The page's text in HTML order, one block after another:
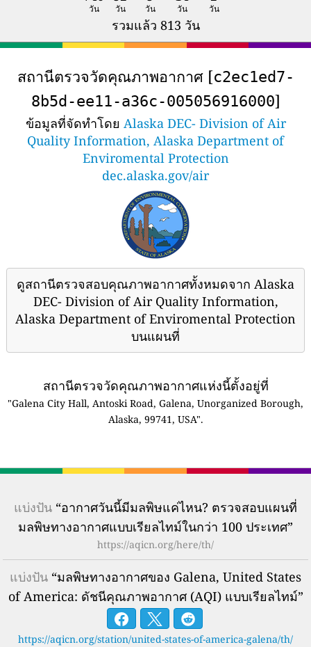
วัน วัน วัน วัน วัน
รวมแล้ว 813 วัน
สถานีตรวจวัดคุณภาพอากาศ [c2ec1ed7-
8b5d-ee11-a36c-005056916000]
ข้อมูลที่จัดทำโดย Alaska DEC- Division of Air
Quality Information, Alaska Department of
Enviromental Protection
dec.alaska.gov/air
ดูสถานีตรวจสอบคุณภาพอากาศทั้งหมดจาก Alaska
DEC- Division of Air Quality Information,
Alaska Department of Enviromental Protection
บนแผนที่
สถานีตรวจวัดคุณภาพอากาศแห่งนี้ตั้งอยู่ที่
"Galena City Hall, Antoski Road, Galena, Unorganized Borough,
Alaska, 99741, USA".
แบ่งปัน “อากาศวันนี้มีมลพิษแค่ไหน? ตรวจสอบแผนที่
มลพิษทางอากาศแบบเรียลไทม์ในกว่า 100 ประเทศ”
https://aqicn.org/here/th/
แบ่งปัน “มลพิษทางอากาศของ Galena, United States
of America: ดัชนีคุณภาพอากาศ (AQI) แบบเรียลไทม์”
https://aqicn.org/station/united-states-of-america-galena/th/